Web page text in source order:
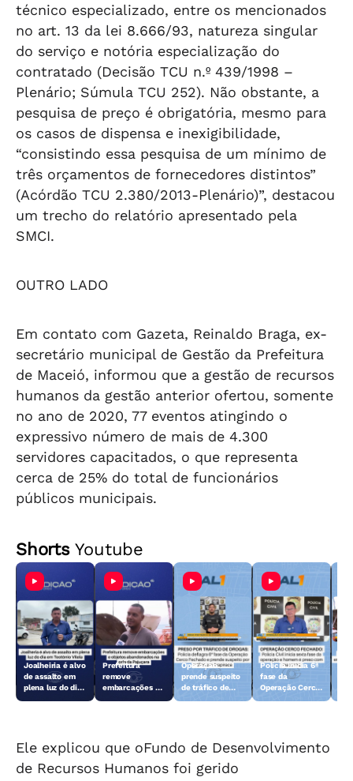
técnico especializado, entre os mencionados
no art. 13 da lei 8.666/93, natureza singular
do serviço e notória especialização do
contratado (Decisão TCU n.º 439/1998 –
Plenário; Súmula TCU 252). Não obstante, a
pesquisa de preço é obrigatória, mesmo para
os casos de dispensa e inexigibilidade,
“consistindo essa pesquisa de um mínimo de
três orçamentos de fornecedores distintos”
(Acórdão TCU 2.380/2013-Plenário)”, destacou
um trecho do relatório apresentado pela
SMCI.
OUTRO LADO
Em contato com Gazeta, Reinaldo Braga, ex-
secretário municipal de Gestão da Prefeitura
de Maceió, informou que a gestão de recursos
humanos da gestão anterior ofertou, somente
no ano de 2020, 77 eventos atingindo o
expressivo número de mais de 4.300
servidores capacitados, o que representa
cerca de 25% do total de funcionários
públicos municipais.
ShortsYoutube
Joalheiria é alvo
de assalto em
plena luz do dia
Prefeitura
remove
embarcações e
Operação
prende suspeito
de tráfico de
Polícia inicia 6ª
fase da
Operação Cerco
Ele explicou que oFundo de Desenvolvimento
de Recursos Humanos foi gerido